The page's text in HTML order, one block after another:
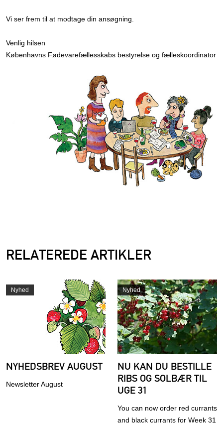
Vi ser frem til at modtage din ansøgning.
Venlig hilsen
Københavns Fødevarefællesskabs bestyrelse og fælleskoordinator
RELATEREDE ARTIKLER
Nyhed
NYHEDSBREV AUGUST
Newsletter August
Nyhed
NU KAN DU BESTILLE
RIBS OG SOLBÆR TIL
UGE 31
You can now order red currants
and black currants for Week 31